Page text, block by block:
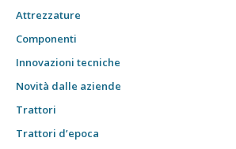
Attrezzature
Componenti
Innovazioni tecniche
Novità dalle aziende
Trattori
Trattori d’epoca